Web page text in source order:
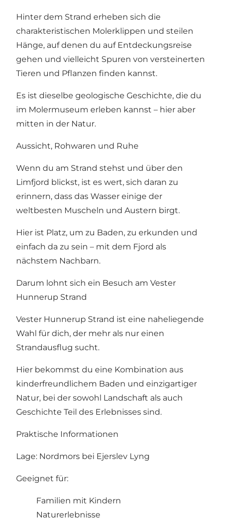
Hinter dem Strand erheben sich die
charakteristischen Molerklippen und steilen
Hänge, auf denen du auf Entdeckungsreise
gehen und vielleicht Spuren von versteinerten
Tieren und Pflanzen finden kannst.
Es ist dieselbe geologische Geschichte, die du
im Molermuseum erleben kannst – hier aber
mitten in der Natur.
Aussicht, Rohwaren und Ruhe
Wenn du am Strand stehst und über den
Limfjord blickst, ist es wert, sich daran zu
erinnern, dass das Wasser einige der
weltbesten Muscheln und Austern birgt.
Hier ist Platz, um zu Baden, zu erkunden und
einfach da zu sein – mit dem Fjord als
nächstem Nachbarn.
Darum lohnt sich ein Besuch am Vester
Hunnerup Strand
Vester Hunnerup Strand ist eine naheliegende
Wahl für dich, der mehr als nur einen
Strandausflug sucht.
Hier bekommst du eine Kombination aus
kinderfreundlichem Baden und einzigartiger
Natur, bei der sowohl Landschaft als auch
Geschichte Teil des Erlebnisses sind.
Praktische Informationen
Lage: Nordmors bei Ejerslev Lyng
Geeignet für:
Familien mit Kindern
Naturerlebnisse